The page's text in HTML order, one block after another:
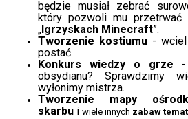
będzie musiał zebrać
który pozwoli mu
„Igrzyskach Minecraft”.
Tworzenie kostiumu -
postać.
Konkurs wiedzy o grze -
obsydianu? Sprawdzimy
wyłonimy mistrza.
Tworzenie mapy
skarbu i wiele innych zabaw